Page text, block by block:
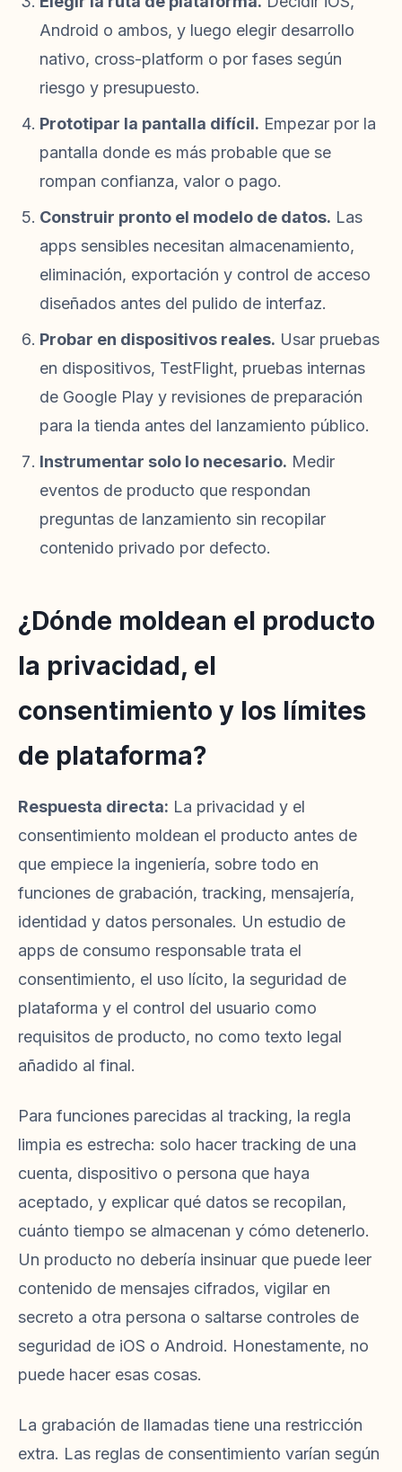
Android o ambos, y luego elegir desarrollo
nativo, cross-platform o por fases según
riesgo y presupuesto.
Prototipar la pantalla difícil. Empezar por la
pantalla donde es más probable que se
rompan confianza, valor o pago.
Construir pronto el modelo de datos. Las
apps sensibles necesitan almacenamiento,
eliminación, exportación y control de acceso
diseñados antes del pulido de interfaz.
Probar en dispositivos reales. Usar pruebas
en dispositivos, TestFlight, pruebas internas
de Google Play y revisiones de preparación
para la tienda antes del lanzamiento público.
Instrumentar solo lo necesario. Medir
eventos de producto que respondan
preguntas de lanzamiento sin recopilar
contenido privado por defecto.
¿Dónde moldean el producto
la privacidad, el
consentimiento y los límites
de plataforma?
Respuesta directa: La privacidad y el
consentimiento moldean el producto antes de
que empiece la ingeniería, sobre todo en
funciones de grabación, tracking, mensajería,
identidad y datos personales. Un estudio de
apps de consumo responsable trata el
consentimiento, el uso lícito, la seguridad de
plataforma y el control del usuario como
requisitos de producto, no como texto legal
añadido al final.
Para funciones parecidas al tracking, la regla
limpia es estrecha: solo hacer tracking de una
cuenta, dispositivo o persona que haya
aceptado, y explicar qué datos se recopilan,
cuánto tiempo se almacenan y cómo detenerlo.
Un producto no debería insinuar que puede leer
contenido de mensajes cifrados, vigilar en
secreto a otra persona o saltarse controles de
seguridad de iOS o Android. Honestamente, no
puede hacer esas cosas.
La grabación de llamadas tiene una restricción
extra. Las reglas de consentimiento varían según